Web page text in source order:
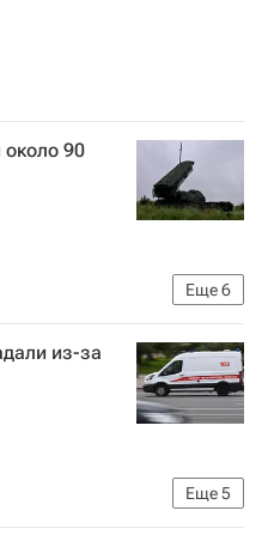
около 90
Еще6
на Украине
Луганск
из-за
Еще5
на Украине